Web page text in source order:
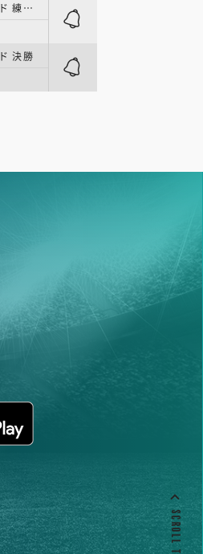
IFSCクライミング世界選手権 | 男子 スピード 練習＋予選
決勝